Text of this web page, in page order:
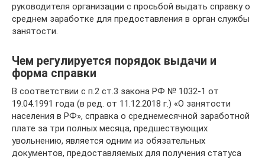
руководителя организации с просьбой выдать справку о
среднем заработке для предоставления в орган службы
занятости.
Чем регулируется порядок выдачи и
форма справки
В соответствии с п.2 ст.3 закона РФ № 1032-1 от
19.04.1991 года (в ред. от 11.12.2018 г.) «О занятости
населения в РФ», справка о среднемесячной заработной
плате за три полных месяца, предшествующих
увольнению, является одним из обязательных
документов, предоставляемых для получения статуса